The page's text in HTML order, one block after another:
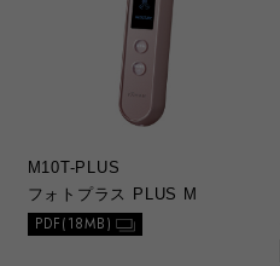
M10T-PLUS
フォトプラス PLUS M
PDF(18MB)